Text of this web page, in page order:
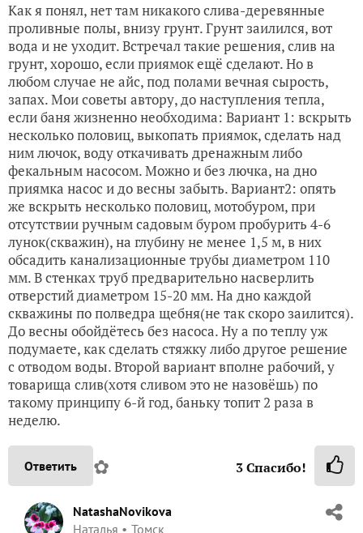
Как я понял, нет там никакого слива-деревянные
проливные полы, внизу грунт. Грунт заилился, вот
вода и не уходит. Встречал такие решения, слив на
грунт, хорошо, если приямок ещё сделают. Но в
любом случае не айс, под полами вечная сырость,
запах. Мои советы автору, до наступления тепла,
если баня жизненно необходима: Вариант 1: вскрыть
несколько половиц, выкопать приямок, сделать над
ним лючок, воду откачивать дренажным либо
фекальным насосом. Можно и без лючка, на дно
приямка насос и до весны забыть. Вариант2: опять
же вскрыть несколько половиц, мотобуром, при
отсутствии ручным садовым буром пробурить 4-6
лунок(скважин), на глубину не менее 1,5 м, в них
обсадить канализационные трубы диаметром 110
мм. В стенках труб предварительно насверлить
отверстий диаметром 15-20 мм. На дно каждой
скважины по полведра щебня(не так скоро заилится).
До весны обойдётесь без насоса. Ну а по теплу уж
подумаете, как сделать стяжку либо другое решение
с отводом воды. Второй вариант вполне рабочий, у
товарища слив(хотя сливом это не назовёшь) по
такому принципу 6-й год, баньку топит 2 раза в
неделю.
Ответить ✿ 3Спасибо!
NatashaNovikova
Наталья
Томск